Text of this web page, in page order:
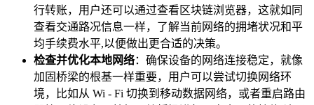
行转账，用户还可以通过查看区块链浏览器，这就如同
查看交通路况信息一样，了解当前网络的拥堵状况和平
均手续费水平,以便做出更合适的决策。
检查并优化本地网络：确保设备的网络连接稳定，就像
加固桥梁的根基一样重要，用户可以尝试切换网络环
境，比如从 Wi - Fi 切换到移动数据网络，或者重启路由